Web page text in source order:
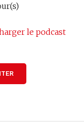
le podcast